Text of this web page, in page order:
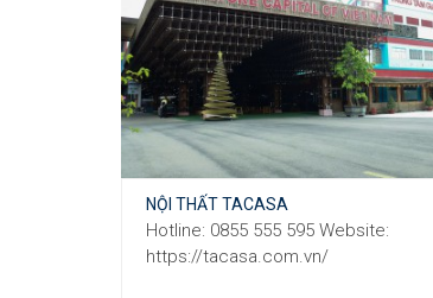
NỘI THẤT TACASA
Hotline: 0855 555 595 Website:
https://tacasa.com.vn/